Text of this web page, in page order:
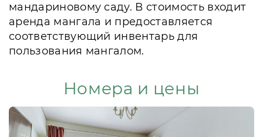
мандариновому саду. В стоимость входит
аренда мангала и предоставляется
соответствующий инвентарь для
пользования мангалом.
Номера и цены